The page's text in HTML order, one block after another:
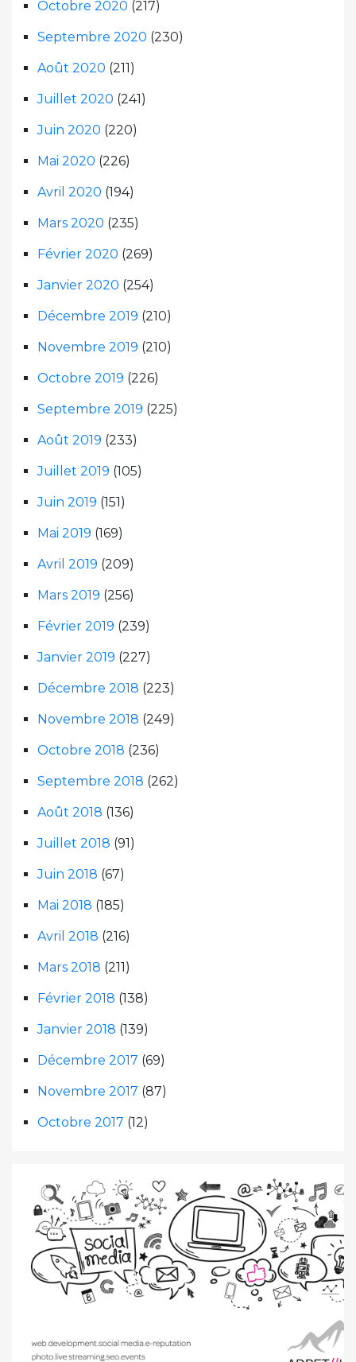
Octobre 2020 (217)
Septembre 2020 (230)
Août 2020 (211)
Juillet 2020 (241)
Juin 2020 (220)
Mai 2020 (226)
Avril 2020 (194)
Mars 2020 (235)
Février 2020 (269)
Janvier 2020 (254)
Décembre 2019 (210)
Novembre 2019 (210)
Octobre 2019 (226)
Septembre 2019 (225)
Août 2019 (233)
Juillet 2019 (105)
Juin 2019 (151)
Mai 2019 (169)
Avril 2019 (209)
Mars 2019 (256)
Février 2019 (239)
Janvier 2019 (227)
Décembre 2018 (223)
Novembre 2018 (249)
Octobre 2018 (236)
Septembre 2018 (262)
Août 2018 (136)
Juillet 2018 (91)
Juin 2018 (67)
Mai 2018 (185)
Avril 2018 (216)
Mars 2018 (211)
Février 2018 (138)
Janvier 2018 (139)
Décembre 2017 (69)
Novembre 2017 (87)
Octobre 2017 (12)